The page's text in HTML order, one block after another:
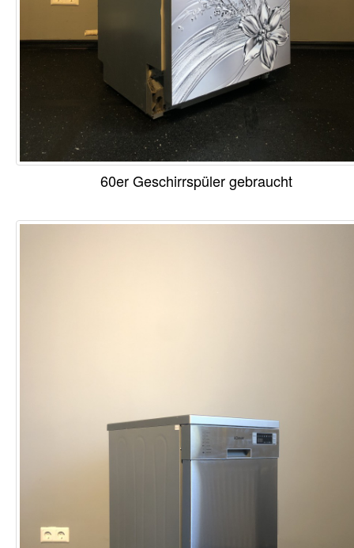
60er Geschirrspüler gebraucht